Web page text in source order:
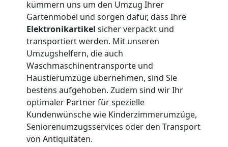
kümmern uns um den Umzug Ihrer
Gartenmöbel und sorgen dafür, dass Ihre
Elektronikartikel sicher verpackt und
transportiert werden. Mit unseren
Umzugshelfern, die auch
Waschmaschinentransporte und
Haustierumzüge übernehmen, sind Sie
bestens aufgehoben. Zudem sind wir Ihr
optimaler Partner für spezielle
Kundenwünsche wie Kinderzimmerumzüge,
Seniorenumzugsservices oder den Transport
von Antiquitäten.
Mann
LKW
Möbellift